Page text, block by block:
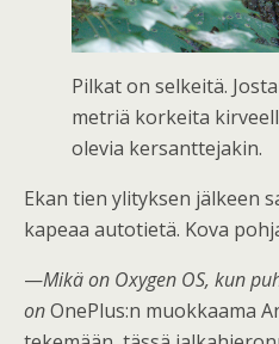
Pilkat on selkeitä.
metriä korkeita
olevia kersanttejakin.
Ekan tien ylityksen jälkeen
kapeaa autotietä. Kova
—Mikä on Oxygen OS, kun
onOnePlus:n muokkaama